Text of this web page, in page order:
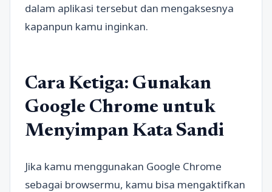
dalam aplikasi tersebut dan mengaksesnya
kapanpun kamu inginkan.
Cara Ketiga: Gunakan
Google Chrome untuk
Menyimpan Kata Sandi
Jika kamu menggunakan Google Chrome
sebagai browsermu, kamu bisa mengaktifkan